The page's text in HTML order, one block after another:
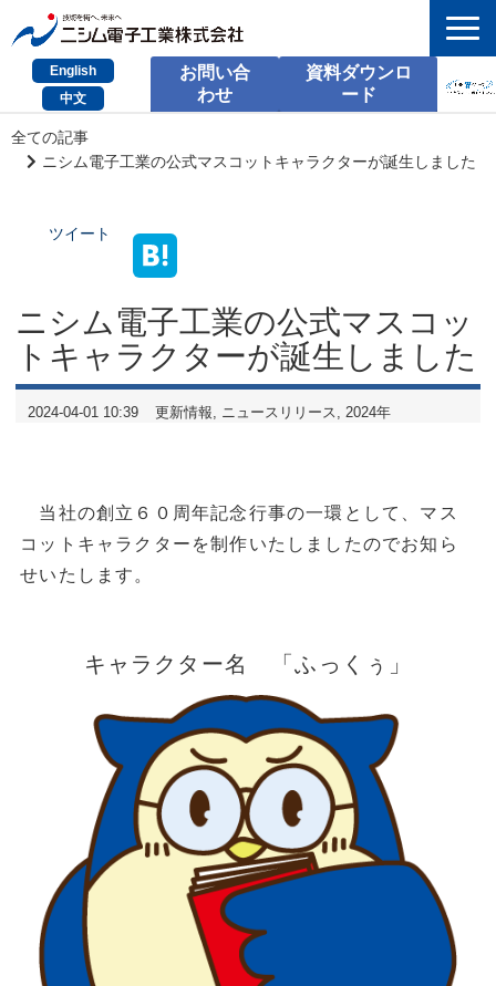
English
中文
お問い合
わせ
資料ダウンロ
ード
会社情報
全ての記事
ニシム電子工業の公式マスコットキャラクターが誕生しました
ツイート
ニシム電子工業の公式マスコッ
トキャラクターが誕生しました
2024-04-01 10:39 更新情報 ニュースリリース 2024年
当社の創立６０周年記念行事の一環として、マス
コットキャラクターを制作いたしましたのでお知ら
せいたします。
キャラクター名 「ふっくぅ」